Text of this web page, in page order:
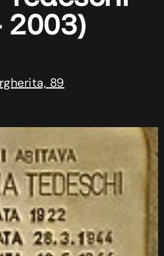
2003)
89